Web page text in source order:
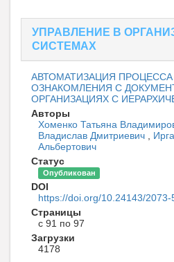
УПРАВЛЕНИЕ В
СИСТЕМАХ
АВТОМАТИЗАЦИЯ
ОЗНАКОМЛЕНИЯ С
ОРГАНИЗАЦИЯХ С
Авторы
Хоменко Татьяна
Владислав Дмитриевич
Альбертович
Статус
Опубликован
DOI
https://doi.org/10.24143/
Страницы
с 91 по 97
Загрузки
4178